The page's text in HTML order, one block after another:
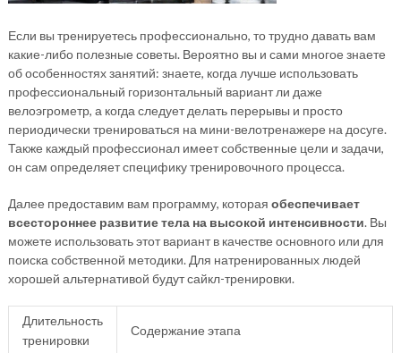
Если вы тренируетесь профессионально, то трудно давать вам
какие-либо полезные советы. Вероятно вы и сами многое знаете
об особенностях занятий: знаете, когда лучше использовать
профессиональный горизонтальный вариант ли даже
велоэгрометр, а когда следует делать перерывы и просто
периодически тренироваться на мини-велотренажере на досуге.
Также каждый профессионал имеет собственные цели и задачи,
он сам определяет специфику тренировочного процесса.
Далее предоставим вам программу, которая обеспечивает
всестороннее развитие тела на высокой интенсивности. Вы
можете использовать этот вариант в качестве основного или для
поиска собственной методики. Для натренированных людей
хорошей альтернативой будут сайкл-тренировки.
Длительность
тренировки
Содержание этапа